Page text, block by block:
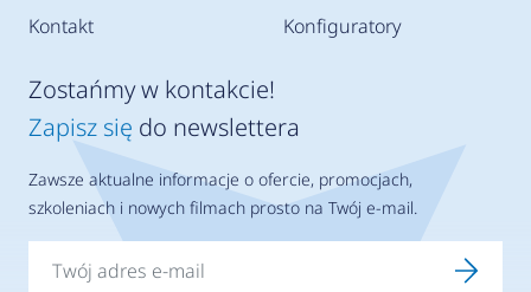
Kontakt Konfiguratory
Zostańmy w kontakcie!
Zapisz się do newslettera
Zawsze aktualne informacje o ofercie, promocjach,
szkoleniach i nowych filmach prosto na Twój e-mail.